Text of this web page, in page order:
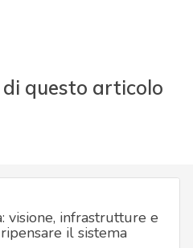
questo articolo
visione, infrastrutture e
il sistema